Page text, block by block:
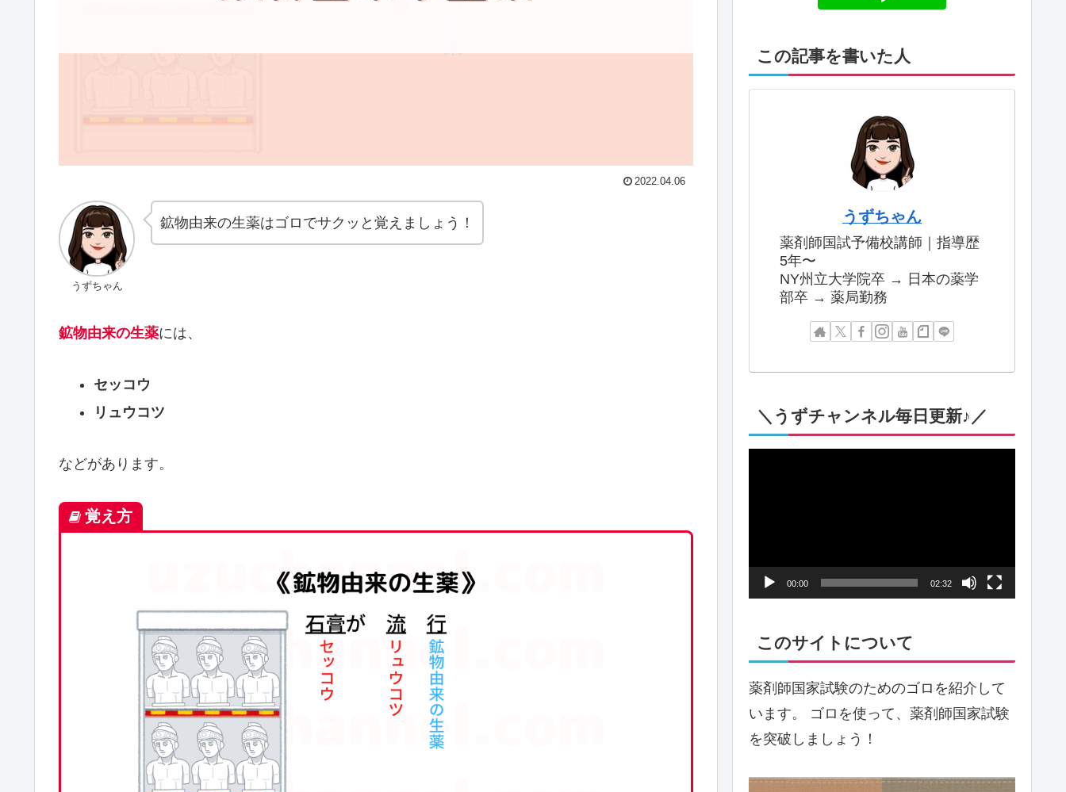
2022.04.06
うずちゃん
鉱物由来の生薬はゴロでサクッと覚えましょう！
鉱物由来の生薬には、
セッコウ
リュウコツ
などがあります。
覚え方
この記事を書いた人
うずちゃん
薬剤師国試予備校講師｜指導歴
5年〜
NY州立大学院卒 → 日本の薬学
部卒 → 薬局勤務
＼うずチャンネル毎日更新♪／
00:00 02:32
このサイトについて
薬剤師国家試験のためのゴロを紹介して
います。 ゴロを使って、薬剤師国家試験
を突破しましょう！